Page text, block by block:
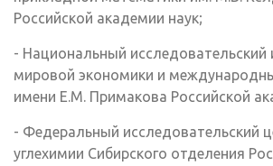
Российской академии наук;
- Национальный исследовательский
мировой экономики и
имени Е.М. Примакова Российской
- Федеральный исследовательский
углехимии Сибирского отделения